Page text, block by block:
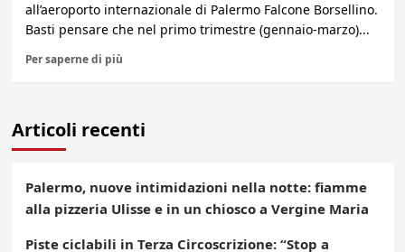
all’aeroporto internazionale di Palermo Falcone Borsellino.
Basti pensare che nel primo trimestre (gennaio-marzo)...
Per saperne di più
Articoli recenti
Palermo, nuove intimidazioni nella notte: fiamme
alla pizzeria Ulisse e in un chiosco a Vergine Maria
Piste ciclabili in Terza Circoscrizione: “Stop a